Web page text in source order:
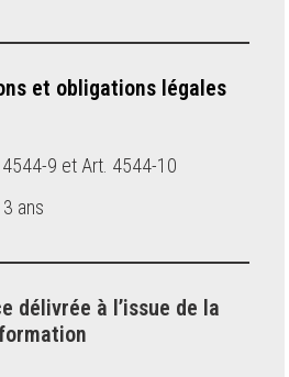
et obligations légales
9 et Art. 4544-10
ans
délivrée à l’issue de la